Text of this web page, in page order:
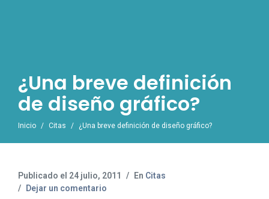
¿Una breve definición
de diseño gráfico?
Inicio Citas ¿Una breve definición de diseño gráfico?
Publicado el 24 julio, 2011 En Citas
Dejar un comentario